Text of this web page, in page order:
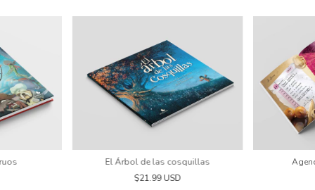
El Árbol de las cosquillas
$21.99 USD